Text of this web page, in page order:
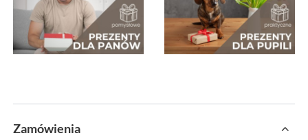
Zamówienia